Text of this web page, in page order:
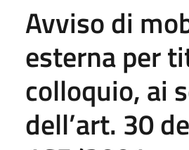
Avviso di
esterna per
colloquio, ai
dell’art. 30